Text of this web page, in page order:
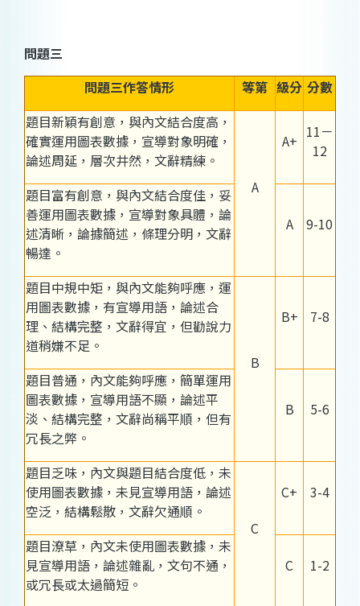
問題三
問題三作答情形
等第 級分 分數
題目新穎有創意，與內文結合度高，
確實運用圖表數據，宣導對象明確，
論述周延，層次井然，文辭精練。
A
A+ 11－
12
題目富有創意，與內文結合度佳，妥
善運用圖表數據，宣導對象具體，論
述清晰，論據簡述，條理分明，文辭
暢達。
A 9-10
題目中規中矩，與內文能夠呼應，運
用圖表數據，有宣導用語，論述合
理、結構完整，文辭得宜，但勸說力
道稍嫌不足。
B
B+ 7-8
題目普通，內文能夠呼應，簡單運用
圖表數據，宣導用語不顯，論述平
淡、結構完整，文辭尚稱平順，但有
冗長之弊。
B 5-6
題目乏味，內文與題目結合度低，未
使用圖表數據，未見宣導用語，論述
空泛，結構鬆散，文辭欠通順。
C
C+ 3-4
題目潦草，內文未使用圖表數據，未
見宣導用語，論述雜亂，文句不通，
或冗長或太過簡短。
C 1-2